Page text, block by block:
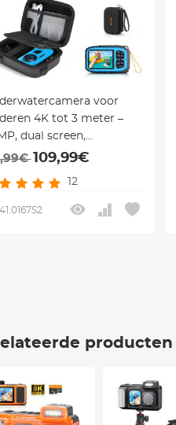
voor
4K tot 3 meter –
dual screen,
15 frames &
en zwemmen –
109,99€
12
producten